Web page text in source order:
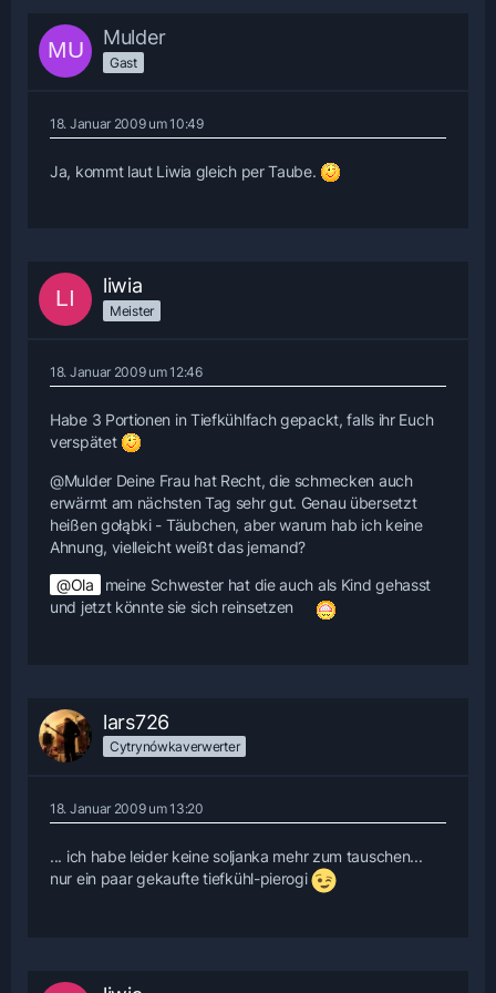
Mulder
Gast
18. Januar 2009 um 10:49
Ja, kommt laut Liwia gleich per Taube.
liwia
Meister
18. Januar 2009 um 12:46
Habe 3 Portionen in Tiefkühlfach gepackt, falls ihr Euch
verspätet
@Mulder Deine Frau hat Recht, die schmecken auch
erwärmt am nächsten Tag sehr gut. Genau übersetzt
heißen gołąbki - Täubchen, aber warum hab ich keine
Ahnung, vielleicht weißt das jemand?
Ola
meine Schwester hat die auch als Kind gehasst
und jetzt könnte sie sich reinsetzen
lars726
Cytrynówkaverwerter
18. Januar 2009 um 13:20
... ich habe leider keine soljanka mehr zum tauschen...
nur ein paar gekaufte tiefkühl-pierogi